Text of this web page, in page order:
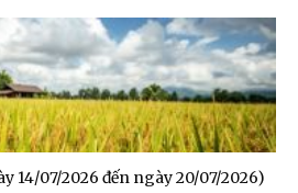
14/07/2026 đến ngày 20/07/2026)